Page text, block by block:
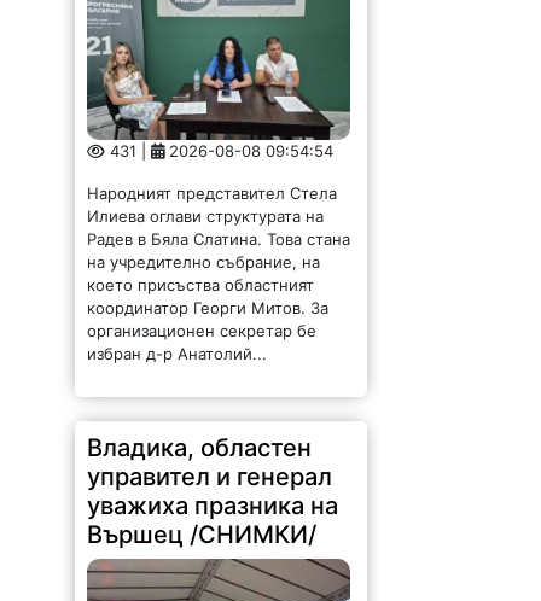
431 | 2026-08-08 09:54:54
Народният представител Стела
Илиева оглави структурата на
на учредително събрание, на
което присъства областният
координатор Георги Митов. За
организационен секретар бе
избран д-р Анатолий...
уважиха празника на
Вършец /СНИМКИ/